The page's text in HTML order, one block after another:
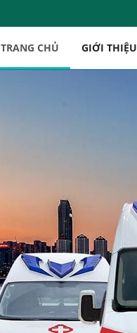
TRANG CHỦ GIỚI THIỆU